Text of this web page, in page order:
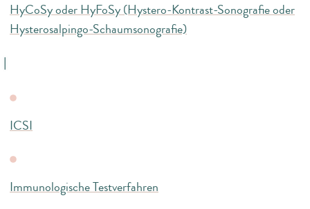
HyCoSy oder HyFoSy (Hystero-Kontrast-Sonografie oder
Hysterosalpingo-Schaumsonografie)
I
ICSI
Immunologische Testverfahren